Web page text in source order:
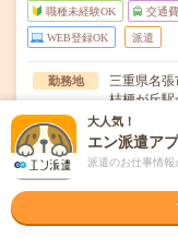
職種未経験OK 交通
WEB登録OK 派遣
勤務地
三重県名張
桔梗が丘
曜日頻度 月～金
時間
(2交替
労働制
期間 長期でお
大人気！
エン派遣ア
派遣のお仕事情報